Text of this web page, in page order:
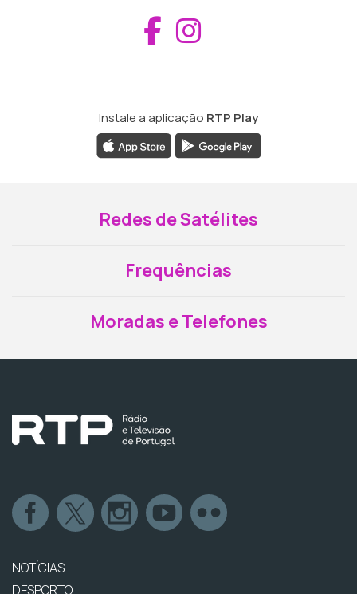
Aceder ao
Instale a aplicação RTP Play
Redes de Satélites
Frequências
Moradas e Telefones
NOTÍCIAS
DESPORTO